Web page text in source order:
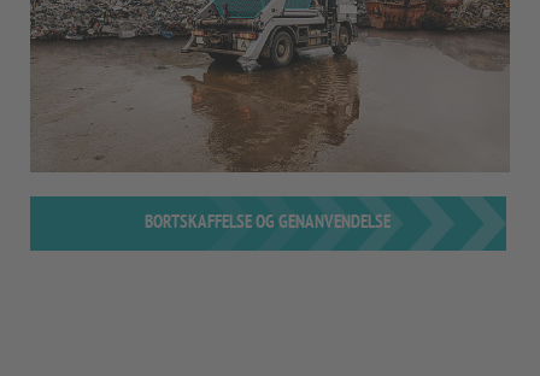
BORTSKAFFELSE OG GENANVENDELSE